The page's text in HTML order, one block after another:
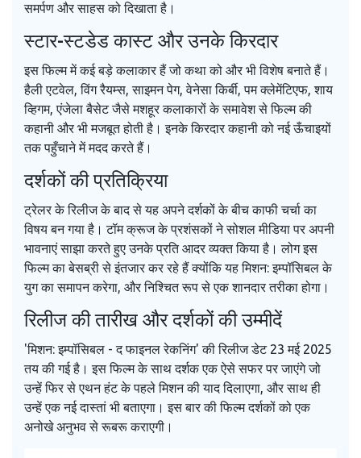
समर्पण और साहस को दिखाता है।
स्टार-स्टडेड कास्ट और उनके किरदार
इस फिल्म में कई बड़े कलाकार हैं जो कथा को और भी विशेष बनाते हैं।
हैली एटवेल, विंग रैयम्स, साइमन पेग, वेनेसा किर्बी, पम क्लेमेंटिएफ, शाय
व्हिगम, एंजेला बैसेट जैसे मशहूर कलाकारों के समावेश से फिल्म की
कहानी और भी मजबूत होती है। इनके किरदार कहानी को नई ऊँचाइयों
तक पहुँचाने में मदद करते हैं।
दर्शकों की प्रतिक्रिया
ट्रेलर के रिलीज के बाद से यह अपने दर्शकों के बीच काफी चर्चा का
विषय बन गया है। टॉम क्रूज के प्रशंसकों ने सोशल मीडिया पर अपनी
भावनाएं साझा करते हुए उनके प्रति आदर व्यक्त किया है। लोग इस
फिल्म का बेसब्री से इंतजार कर रहे हैं क्योंकि यह मिशन: इम्पॉसिबल के
युग का समापन करेगा, और निश्चित रूप से एक शानदार तरीका होगा।
रिलीज की तारीख और दर्शकों की उम्मीदें
'मिशन: इम्पॉसिबल - द फाइनल रेकनिंग' की रिलीज डेट 23 मई 2025
तय की गई है। इस फिल्म के साथ दर्शक एक ऐसे सफर पर जाएंगे जो
उन्हें फिर से एथन हंट के पहले मिशन की याद दिलाएगा, और साथ ही
उन्हें एक नई दास्तां भी बताएगा। इस बार की फिल्म दर्शकों को एक
अनोखे अनुभव से रूबरू कराएगी।